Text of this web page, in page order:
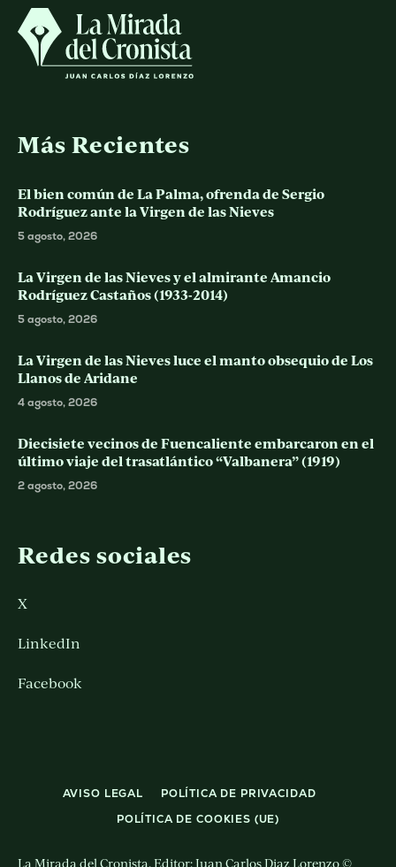
Más Recientes
El bien común de La Palma, ofrenda de Sergio
Rodríguez ante la Virgen de las Nieves
5 agosto, 2026
La Virgen de las Nieves y el almirante Amancio
Rodríguez Castaños (1933-2014)
5 agosto, 2026
La Virgen de las Nieves luce el manto obsequio de Los
Llanos de Aridane
4 agosto, 2026
Diecisiete vecinos de Fuencaliente embarcaron en el
último viaje del trasatlántico “Valbanera” (1919)
2 agosto, 2026
Redes sociales
X
LinkedIn
Facebook
AVISO LEGAL
POLÍTICA DE PRIVACIDAD
POLÍTICA DE COOKIES (UE)
La Mirada del Cronista. Editor: Juan Carlos Diaz Lorenzo ©